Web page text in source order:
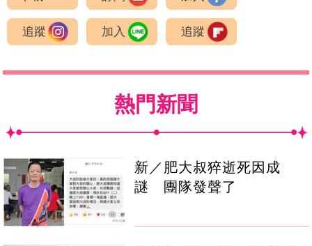
追蹤 加入 追蹤
熱門新聞
新／肥大叔猝逝死因成
謎 團隊發聲了